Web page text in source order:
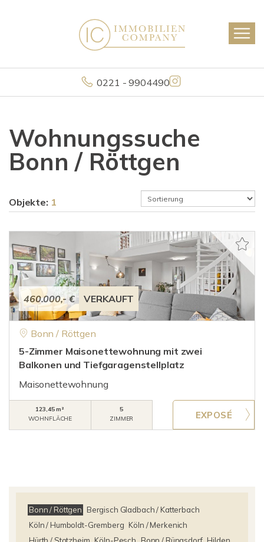
0221 - 9904490
Wohnungssuche
Bonn / Röttgen
Objekte: 1
460.000,- € VERKAUFT
Bonn / Röttgen
5-Zimmer Maisonettewohnung mit zwei
Balkonen und Tiefgaragenstellplatz
Maisonettewohnung
123,45 m²
WOHNFLÄCHE
5
ZIMMER
Bonn / Röttgen
Bergisch Gladbach / Katterbach
Köln / Humboldt-Gremberg Köln / Merkenich